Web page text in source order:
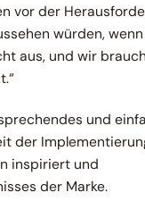
vor der
würden,
aus, und wir
und
der
inspiriert und
der Marke.